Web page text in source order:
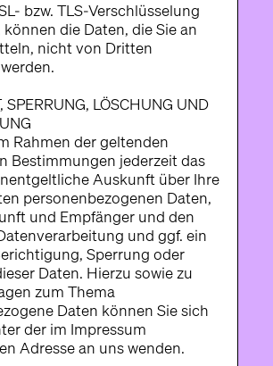
bzw. TLS-Verschlüsselung
die Daten, die Sie an
nicht von Dritten
SPERRUNG, LÖSCHUNG UND
Rahmen der geltenden
Bestimmungen jederzeit das
Auskunft über Ihre
personenbezogenen Daten,
und Empfänger und den
und ggf. ein
Sperrung oder
Daten. Hierzu sowie zu
zum Thema
Daten können Sie sich
der im Impressum
Adresse an uns wenden.